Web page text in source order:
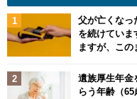
父が亡くなっ
を続けていま
ますが、この
遺族厚生年金
らう年齢（